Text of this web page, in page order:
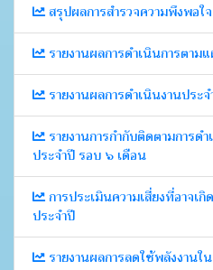
สรุปผลการสำรวจความพึงพอ
รายงานผลการดำเนินการตา
รายงานผลการดำเนินงานประ
รายงานการกำกับติดตามการด
ประจำปี รอบ ๖ เดือน
การประเมินความเสี่ยงที่อาจ
ประจำปี
รายงานผลการลดใช้พลังงานใ